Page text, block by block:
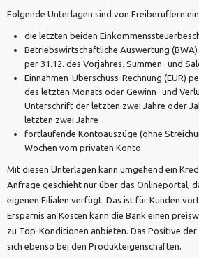
Folgende Unterlagen sind von Freiberuflern
die letzten beiden
Betriebswirtschaftliche Auswertung
per 31.12. des Vorjahres. Summen- und
Einnahmen-Überschuss-Rechnung (EÜR)
des letzten Monats oder Gewinn- und
Unterschrift der letzten zwei Jahre oder
letzten zwei Jahre
fortlaufende Kontoauszüge (ohne
Wochen vom privaten Konto
Mit diesen Unterlagen kann umgehend ein
Anfrage geschieht nur über das Onlineportal,
eigenen Filialen verfügt. Das ist für Kunden
Ersparnis an Kosten kann die Bank einen
zu Top-Konditionen anbieten. Das Positive
sich ebenso bei den Produkteigenschaften.